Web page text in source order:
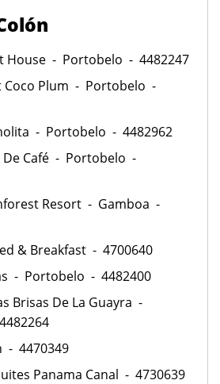
House - Portobelo - 4482247
Coco Plum - Portobelo -
- Portobelo - 4482962
De Café - Portobelo -
Resort - Gamboa -
& Breakfast - 4700640
- Portobelo - 4482400
Brisas De La Guayra -
- 4470349
Panama Canal - 4730639